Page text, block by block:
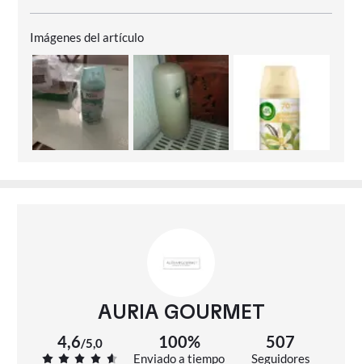
Imágenes del artículo
AURIA GOURMET
4,6/5,0 100%
Enviado a tiempo
507
Seguidores